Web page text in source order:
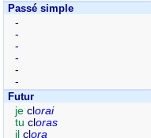
Passé simple
-
-
-
-
-
-
Futur
je cl orai
tu cl oras
il cl ora